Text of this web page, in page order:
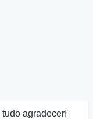
agradecer!